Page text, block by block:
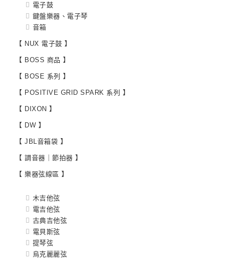
電子鼓
鍵盤樂器、電子琴
音箱
【 NUX 電子鼓 】
【 BOSS 商品 】
【 BOSE 系列 】
【 POSITIVE GRID SPARK 系列 】
【 DIXON 】
【 DW 】
【 JBL音箱袋 】
【 調音器｜節拍器 】
【 樂器弦線區 】
木吉他弦
電吉他弦
古典吉他弦
電貝斯弦
提琴弦
烏克麗麗弦